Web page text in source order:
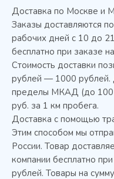
Колода
Доставка по Москве и
Заказы доставляются
рабочих дней с 10 до
бесплатно при заказе
Стоимость доставки
рублей — 1000 рублей.
пределы МКАД (до 100
руб. за 1 км пробега.
Доставка с помощью
Этим способом мы
России. Товар
компании бесплатно
рублей. Товары на